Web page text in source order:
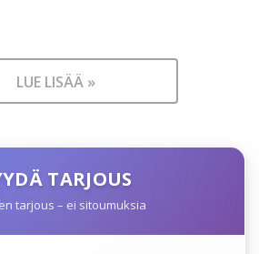
LUE LISÄÄ »
TARJOUS
tarjous – ei sitoumuksia